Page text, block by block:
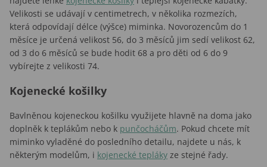
Velikosti se udávají v centimetrech, v několika rozmezích,
která odpovídají délce (výšce) miminka. Novorozencům do 1
měsíce je určená velikost 56, do 3 měsíců jim sedí velikost 62,
od 3 do 6 měsíců se bude hodit 68 a pro děti od 6 do 9
vybírejte z velikosti 74.
Kojenecké košilky
Bavlněnou kojeneckou košilku využijete hlavně na doma jako
doplněk k teplákům nebo k punčocháčům. Pokud chcete mít
miminko vyladěné do posledního detailu, najdete u nás, k
některým modelům, i kojenecké tepláky ze stejné řady.